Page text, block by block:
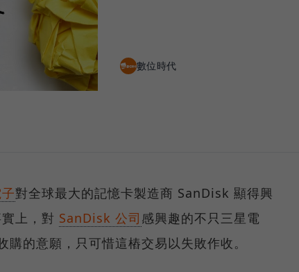
數位時代
對全球最大的記憶卡製造商 SanDisk 顯得興
上，對 SanDisk 公司 感興趣的不只三星電
購的意願，只可惜這樁交易以失敗作收。